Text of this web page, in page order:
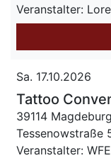
Veranstalter:
Sa. 17.10.2026
Tattoo
39114
Tessenowstraße
Veranstalter: